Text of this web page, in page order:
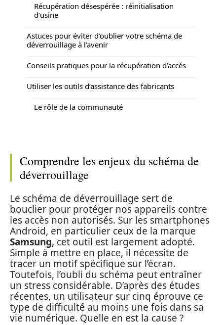
Récupération désespérée : réinitialisation
d’usine
Astuces pour éviter d’oublier votre schéma de
déverrouillage à l’avenir
Conseils pratiques pour la récupération d’accés
Utiliser les outils d’assistance des fabricants
Le rôle de la communauté
Comprendre les enjeux du schéma de
déverrouillage
Le schéma de déverrouillage sert de
bouclier pour protéger nos appareils contre
les accès non autorisés. Sur les smartphones
Android, en particulier ceux de la marque
Samsung, cet outil est largement adopté.
Simple à mettre en place, il nécessite de
tracer un motif spécifique sur l’écran.
Toutefois, l’oubli du schéma peut entraîner
un stress considérable. D’après des études
récentes, un utilisateur sur cinq éprouve ce
type de difficulté au moins une fois dans sa
vie numérique. Quelle en est la cause ?